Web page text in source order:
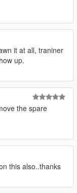
it at all, traniner
up.
the spare
this also..thanks